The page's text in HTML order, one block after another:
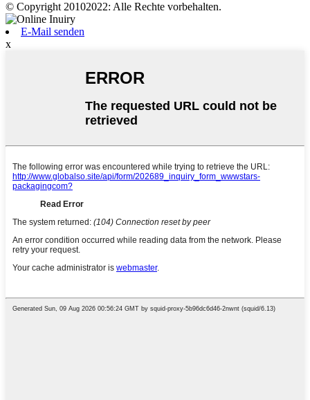
© Copyright 20102022: Alle Rechte vorbehalten.
E-Mail senden
x